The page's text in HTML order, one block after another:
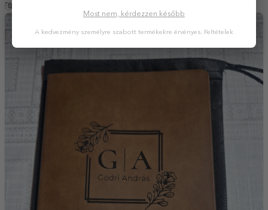
Most nem, kérdezzen később
A kedvezmény személyre szabott termékekre érvényes. Feltételek